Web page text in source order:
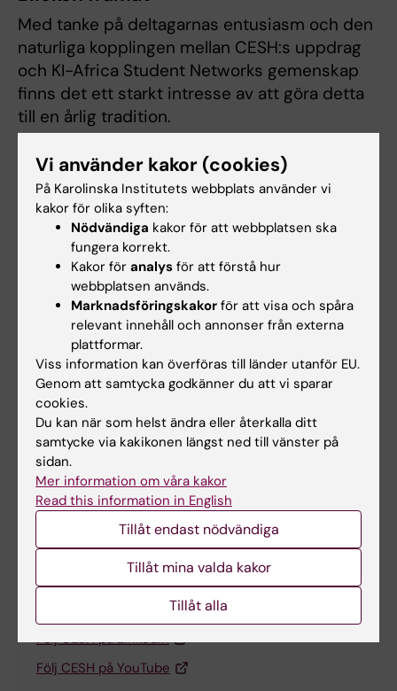
Med tanke på deltagarnas entusiasm och den
naturliga kopplingen mellan CESH:s uppdrag
och KI-Africa Student Networks gemenskap
finns det ett starkt intresse av att göra detta
till en årlig tradition.
Text och film avXenia Hartvigsson
Hållbar utveckling
Samverkan Global hälsa
Uppdaterad av:
Xenia Hartvigsson 2026-06-25
Dela
Tips och råd
Engagera dig i CESH
Gå med i KI-Africa-nätverket på WhatsApp
Följ CESH på LinkedIn
Följ CESH på YouTube
Vi använder kakor (cookies)
På Karolinska Institutets webbplats använder vi
kakor för olika syften:
Nödvändiga kakor för att webbplatsen ska
fungera korrekt.
Kakor för analys för att förstå hur
webbplatsen används.
Marknadsföringskakor för att visa och spåra
relevant innehåll och annonser från externa
plattformar.
Viss information kan överföras till länder utanför EU.
Genom att samtycka godkänner du att vi sparar
cookies.
Du kan när som helst ändra eller återkalla ditt
samtycke via kakikonen längst ned till vänster på
sidan.
Mer information om våra kakor
Read this information in English
Tillåt endast nödvändiga
Tillåt mina valda kakor
Tillåt alla